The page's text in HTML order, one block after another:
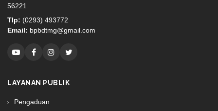
56221
Tlp: (0293) 493772
Email: bpbdtmg@gmail.com
LAYANAN PUBLIK
Pengaduan